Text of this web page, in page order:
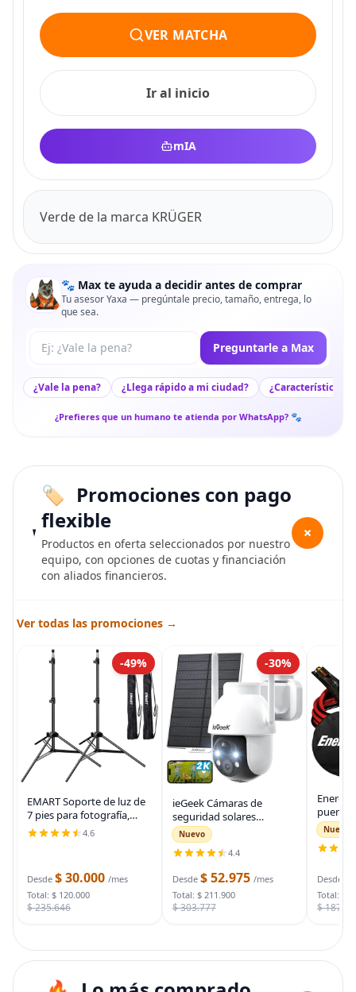
VER MATCHA
Ir al inicio
mIA
Verde de la marca KRÜGER
🐾 Max te ayuda a decidir antes de comprar
Tu asesor Yaxa — pregúntale precio, tamaño, entrega, lo
que sea.
Tu pregunta a Max Preguntarle a Max
¿Vale la pena? ¿Llega rápido a mi ciudad? ¿Características
¿Prefieres que un humano te atienda por WhatsApp? 🐾
Promociones con pago
flexible
Productos en oferta seleccionados por nuestro
equipo, con opciones de cuotas y financiación
con aliados financieros.
+
Ver todas las promociones →
-49%
EMART Soporte de luz de
7 pies para fotografía,
soporte de trípode
portátil para fotos y
con funda de
4.6
Desde $ 30.000 /mes
Total: $ 120.000
$ 235.646
-30%
ieGeek Cámaras de
seguridad solares
inalámbricas para
exteriores, cámara WiFi 2K
para sistema de
seguridad del hogar,
cámara de vigilancia
Nuevo
4.4
Desde $ 52.975 /mes
Total: $ 211.900
$ 303.777
puente
auto,
para
bolsa
Nuevo
Desde
Total: $
$